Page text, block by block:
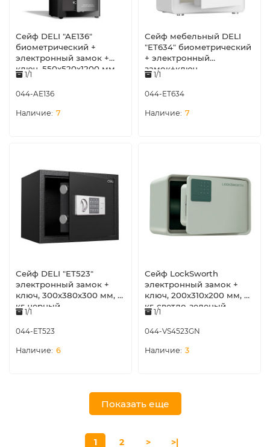
Сейф DELI "AE136"
биометрический +
электронный замок +
ключ, 550x520х1200 мм,
80,5 кг, черный
1/1
044-AE136
7
Сейф мебельный DELI
"ET634" биометрический
+ электронный
замок+ключ,
380х320х450 мм, 19 кг,
белый
1/1
044-ET634
7
Сейф DELI "ET523"
электронный замок +
ключ, 300х380х300 мм, 9
кг, черный
1/1
044-ET523
6
Сейф LockSworth
электронный замок +
ключ, 200х310х200 мм, 4
кг, светло-зеленый
1/1
044-VS4523GN
3
Показать еще
1 2 > >|